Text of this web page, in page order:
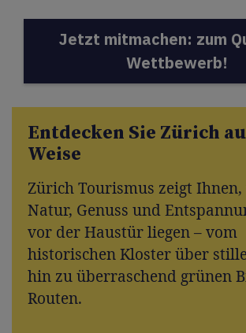
Jetzt mitmachen: zum
Wettbewerb!
Entdecken Sie Zürich
Weise
Zürich Tourismus zeigt
Natur, Genuss und
vor der Haustür liegen – vom
historischen Kloster über
hin zu überraschend grünen
Routen.